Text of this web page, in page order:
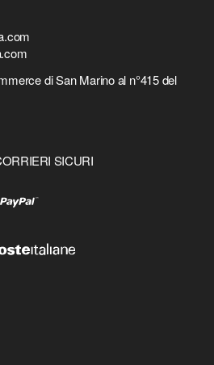
di San Marino al n°415 del
SICURI